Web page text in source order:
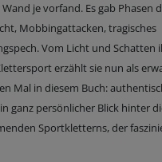
je vorfand. Es gab Phasen
Mobbingattacken, tragisches
Vom Licht und Schatten
erzählt sie nun als
Mal in diesem Buch:
ganz persönlicher Blick hinter
Sportkletterns, der